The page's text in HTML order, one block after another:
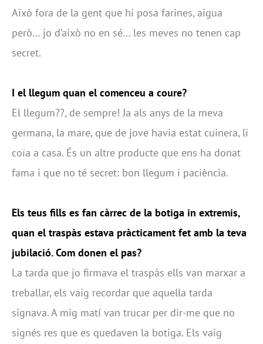
Això fora de la gent que hi posa farines, aigua
però… jo d’això no en sé… les meves no tenen cap
secret.
I el llegum quan el comenceu a coure?
El llegum??, de sempre! Ja als anys de la meva
germana, la mare, que de jove havia estat cuinera, li
coïa a casa. És un altre producte que ens ha donat
fama i que no té secret: bon llegum i paciència.
Els teus fills es fan càrrec de la botiga in extremis,
quan el traspàs estava pràcticament fet amb la teva
jubilació. Com donen el pas?
La tarda que jo firmava el traspàs ells van marxar a
treballar, els vaig recordar que aquella tarda
signava. A mig matí van trucar per dir-me que no
signés res que es quedaven la botiga. Els vaig